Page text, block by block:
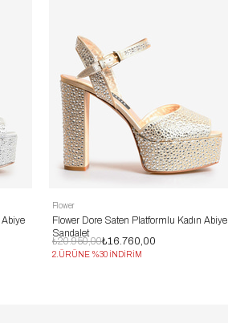
Abiye
Flower
Flower Dore Saten Platformlu Kadın Abiye
Sandalet
₺16.760,00
₺20.950,00
2.ÜRÜNE %30 İNDİRİM